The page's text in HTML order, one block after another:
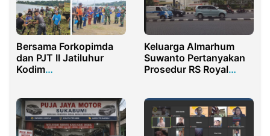
Bersama Forkopimda
dan PJT II Jatiluhur
Kodim
Bakti Dan Bakti Sosial
Keluarga Almarhum
Suwanto Pertanyakan
Prosedur RS Royal